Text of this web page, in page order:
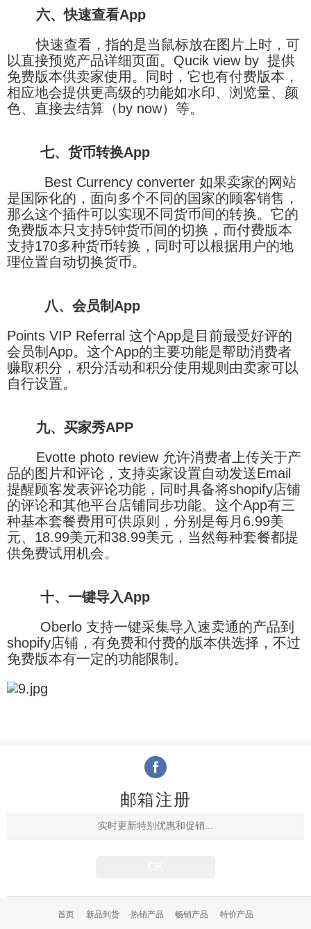
六、快速查看App
快速查看，指的是当鼠标放在图片上时，可
以直接预览产品详细页面。Qucik view by 提供
免费版本供卖家使用。同时，它也有付费版本，
相应地会提供更高级的功能如水印、浏览量、颜
色、直接去结算（by now）等。
七、货币转换App
Best Currency converter 如果卖家的网站
是国际化的，面向多个不同的国家的顾客销售，
那么这个插件可以实现不同货币间的转换。它的
免费版本只支持5钟货币间的切换，而付费版本
支持170多种货币转换，同时可以根据用户的地
理位置自动切换货币。
八、会员制App
Points VIP Referral 这个App是目前最受好评的
会员制App。这个App的主要功能是帮助消费者
赚取积分，积分活动和积分使用规则由卖家可以
自行设置。
九、买家秀APP
Evotte photo review 允许消费者上传关于产
品的图片和评论，支持卖家设置自动发送Email
提醒顾客发表评论功能，同时具备将shopify店铺
的评论和其他平台店铺同步功能。这个App有三
种基本套餐费用可供原则，分别是每月6.99美
元、18.99美元和38.99美元，当然每种套餐都提
供免费试用机会。
十、一键导入App
Oberlo 支持一键采集导入速卖通的产品到
shopify店铺，有免费和付费的版本供选择，不过
免费版本有一定的功能限制。
邮箱注册
首页 新品到货 热销产品 畅销产品 特价产品